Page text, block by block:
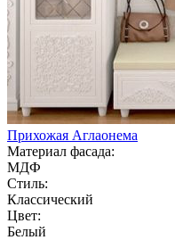
Прихожая Аглаонема
Материал фасада:
МДФ
Стиль:
Классический
Цвет:
Белый